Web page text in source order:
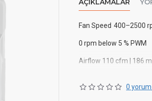
AÇIKLAMALAR
Fan Speed 400–2500
0 rpm below 5 % PWM
Airflow 110 cfm | 186
0 yorum